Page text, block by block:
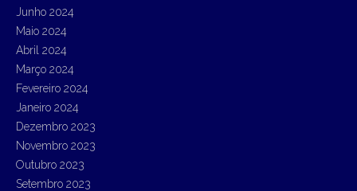
Junho 2024
Maio 2024
Abril 2024
Março 2024
Fevereiro 2024
Janeiro 2024
Dezembro 2023
Novembro 2023
Outubro 2023
Setembro 2023